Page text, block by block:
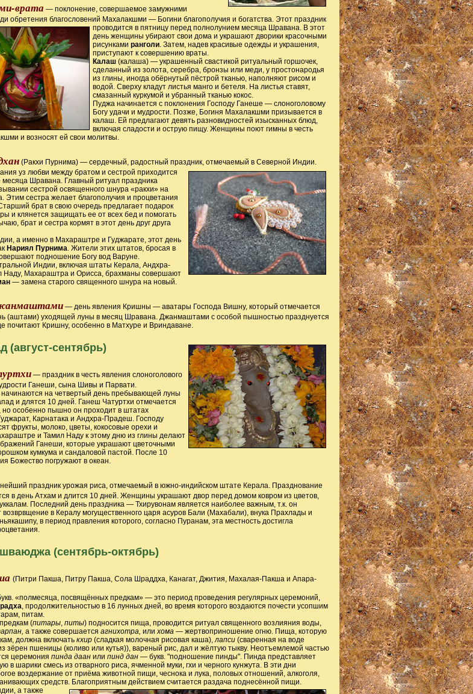
врата — поклонение, совершаемое замужними
обретения благословений Махалакшми — Богини благополучия и богатства. Этот праздник
проводится в пятницу перед полнолунием месяца Шравана. В этот
день женщины убирают свои дома и украшают дворики красочными
рисунками ранголи. Затем, надев красивые одежды и украшения,
приступают к совершению враты.
Калаш(калаша) — украшенный свастикой ритуальный горшочек,
сделанный из золота, серебра, бронзы или меди, у простонародья
из глины, иногда обёрнутый пёстрой тканью, наполняют рисом и
водой. Сверху кладут листья манго и бетеля. На листья ставят,
смазанный куркумой и убранный тканью кокос.
Пуджа начинается с поклонения Господу Ганеше — слоноголовому
Богу удачи и мудрости. Позже, Богиня Махалакшми призывается в
калаш. Ей предлагают девять разновидностей изысканных блюд,
включая сладости и острую пищу. Женщины поют гимны в честь
и возносят ей свои молитвы.
(Ракхи Пурнима) — сердечный, радостный праздник, отмечаемый в Северной Индии.
уз любви между братом и сестрой приходится
месяца Шравана. Главный ритуал праздника
сестрой освященного шнура «ракхи» на
Этим сестра желает благополучия и процветания
брат в свою очередь предлагает подарок
и клянется защищать ее от всех бед и помогать
брат и сестра кормят в этот день друг друга
а именно в Махараштре и Гуджарате, этот день
Нариял Пурнима. Жители этих штатов, бросая в
подношение Богу вод Варуне.
Индии, включая штаты Керала, Андхра-
Наду, Махараштра и Орисса, брахманы совершают
— замена старого священного шнура на новый.
— день явления Кришны — аватары Господа Вишну, который отмечается
(аштами) уходящей луны в месяц Шравана. Джанмаштами с особой пышностью празднуется
почитают Кришну, особенно в Матхуре и Вриндаване.
(август-сентябрь)
— праздник в честь явления слоноголового
Ганеши, сына Шивы и Парвати.
на четвертый день пребывающей луны
и длятся 10 дней. Ганеш Чатуртхи отмечается
но особенно пышно он проходит в штатах
Карнатака и Андхра-Прадеш. Господу
фрукты, молоко, цветы, кокосовые орехи и
и Тамил Наду к этому дню из глины делают
Ганеши, которые украшают цветочными
кумкума и сандаловой пастой. После 10
Божество погружают в океан.
праздник урожая риса, отмечаемый в южно-индийском штате Керала. Празднование
в день Атхам и длится 10 дней. Женщины украшают двор перед домом ковром из цветов,
Последний день праздника — Тхирувонам является наиболее важным, т.к. он
возврвщение в Кералу могущественного царя асуров Бали (Махабали), внука Прахлады и
в период правления которого, согласно Пуранам, эта местность достигла
(сентябрь-октябрь)
(Питри Пакша, Питру Пакша, Сола Шраддха, Канагат, Джития, Махалая-Пакша и Апара-
«полмесяца, посвящённых предкам» — это период проведения регулярных церемоний,
, продолжительностью в 16 лунных дней, во время которого воздаются почести усопшим
питам.
(питары, питы) подносится пища, проводится ритуал священного возлияния воды,
а также совершается агнихотра, илихома — жертвоприношение огню. Пища, которую
должна включать кхир(сладкая молочная рисовая каша),лапси(сваренная на воде
зёрен пшеницы (коливо или кутья)), вареный рис, дал и жёлтую тыкву. Неотъемлемой частью
церемония пинда даанили пинд дан —букв. "подношение пинды". Пинда представляет
в шарики смесь из отварного риса, ячменной муки, гхи и черного кунжута. В эти дни
воздержание от приёма животной пищи, чеснока и лука, половых отношений, алкоголя,
средств. Благоприятным действием считается раздача поднесённой пищи.
а также